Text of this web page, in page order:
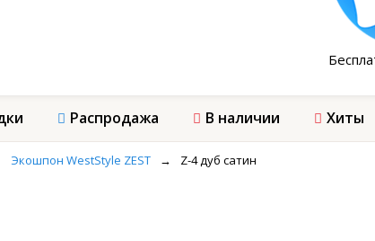
Распродажа В наличии Хиты
Экошпон WestStyle ZEST → Z-4 дуб сатин